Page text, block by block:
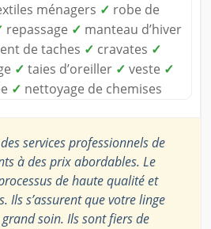
ménagers ✓ robe de
repassage ✓ manteau d’hiver
de taches ✓ cravates ✓
✓ taies d’oreiller ✓ veste ✓
✓ nettoyage de chemises
services professionnels de
à des prix abordables. Le
de haute qualité et
Ils s’assurent que votre linge
soin. Ils sont fiers de